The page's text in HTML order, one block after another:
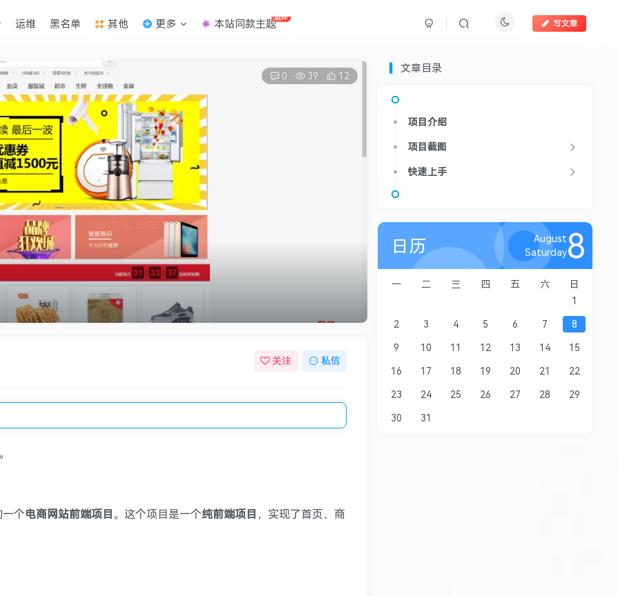
运维 黑名单 其他 更多 本站同款主题直降
写文章
0 39 12
关注 私信
个电商网站前端项目。这个项目是一个纯前端项目 ，实现了首页、商
文章目录
项目介绍
项目截图
快速上手
日历
August
Saturday8
一 二 三 四 五 六
日
1
2
3 4 5 6 7
8
9
10 11 12 13 14
15
16
17 18 19 20 21
22
23
24 25 26 27 28
29
30
31